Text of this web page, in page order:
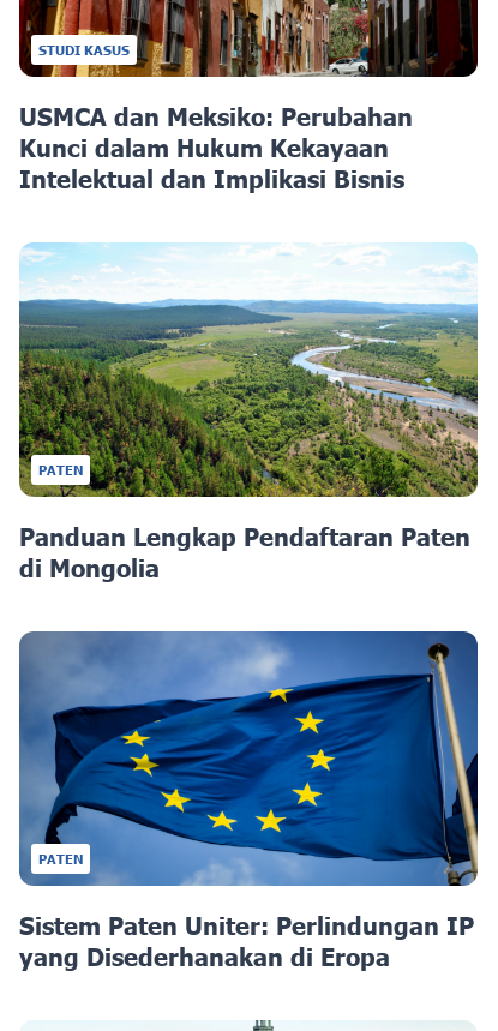
STUDI KASUS
USMCA dan Meksiko: Perubahan
Kunci dalam Hukum Kekayaan
Intelektual dan Implikasi Bisnis
PATEN
Panduan Lengkap Pendaftaran Paten
di Mongolia
PATEN
Sistem Paten Uniter: Perlindungan IP
yang Disederhanakan di Eropa